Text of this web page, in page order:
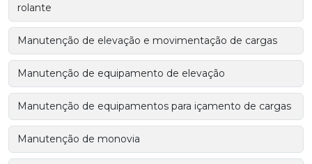
rolante
Manutenção de elevação e movimentação de cargas
Manutenção de equipamento de elevação
Manutenção de equipamentos para içamento de cargas
Manutenção de monovia